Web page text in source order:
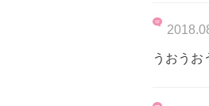
うおうお